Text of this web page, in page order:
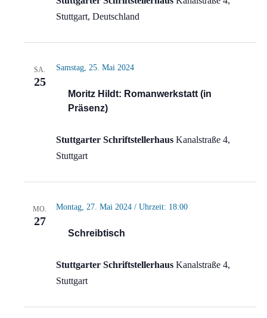
Stuttgart, Deutschland
SA.
25
Moritz Hildt: Romanwerkstatt (in
Präsenz)
Samstag, 25. Mai 2024
Stuttgarter Schriftstellerhaus Kanalstraße 4,
Stuttgart
MO.
27
Schreibtisch
Montag, 27. Mai 2024 / Uhrzeit: 18:00
Stuttgarter Schriftstellerhaus Kanalstraße 4,
Stuttgart